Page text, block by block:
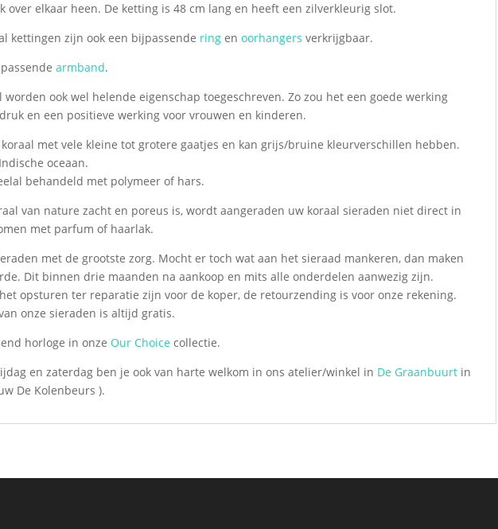
over elkaar heen. De ketting is 48 cm lang en heeft een zilverkleurig slot.
kettingen zijn ook een bijpassende ring enoorhangers verkrijgbaar.
armband.
worden ook wel helende eigenschap toegeschreven. Zo zou het een goede werking
en een positieve werking voor vrouwen en kinderen.
met vele kleine tot grotere gaatjes en kan grijs/bruine kleurverschillen hebben.
oceaan.
behandeld met polymeer of hars.
van nature zacht en poreus is, wordt aangeraden uw koraal sieraden niet direct in
met parfum of haarlak.
met de grootste zorg. Mocht er toch wat aan het sieraad mankeren, dan maken
Dit binnen drie maanden na aankoop en mits alle onderdelen aanwezig zijn.
opsturen ter reparatie zijn voor de koper, de retourzending is voor onze rekening.
onze sieraden is altijd gratis.
horloge in onzeOur Choice collectie.
en zaterdag ben je ook van harte welkom in ons atelier/winkel in De Graanbuurt in
De Kolenbeurs ).